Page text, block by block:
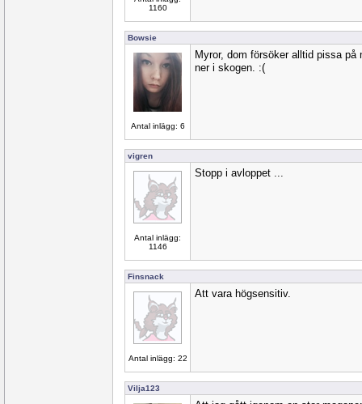
1160
Bowsie
Antal inlägg: 6
Myror, dom försöker alltid pissa
ner i skogen. :(
vigren
Antal inlägg:
1146
Stopp i avloppet ...
Finsnack
Antal inlägg: 22
Att vara högsensitiv.
Vilja123